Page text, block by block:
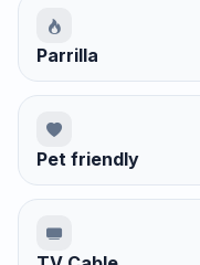
Parrilla
Pet friendly